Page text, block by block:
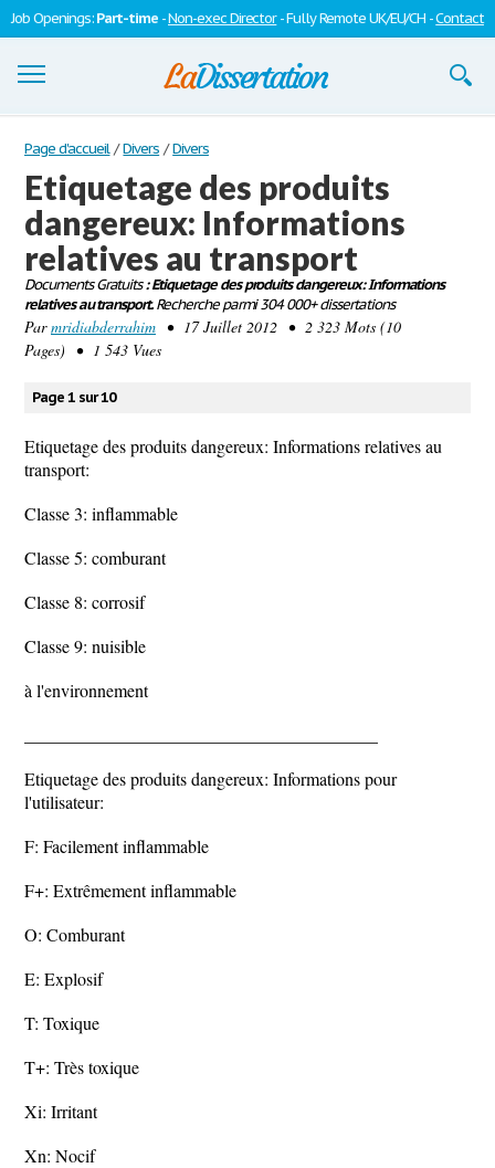
Job Openings:Part-time -Non-exec Director- Fully Remote UK/EU/CH -Contact
Dissertations
S'inscrire
Se connecter
Contactez-nous
Page d'accueil / Divers / Divers
Etiquetage des produits
dangereux: Informations
relatives au transport
Documents Gratuits: Etiquetage des produits dangereux: Informations
relatives au transport.Recherche parmi 304 000+ dissertations
Parmridiabderrahim • 17 Juillet 2012 • 2 323 Mots (10
Pages) • 1 543 Vues
Page 1 sur 10
Etiquetage des produits dangereux: Informations relatives au
transport:
Classe 3: inflammable
Classe 5: comburant
Classe 8: corrosif
Classe 9: nuisible
à l'environnement
Etiquetage des produits dangereux: Informations pour
l'utilisateur:
F: Facilement inflammable
F+: Extrêmement inflammable
O: Comburant
E: Explosif
T: Toxique
T+: Très toxique
Xi: Irritant
Xn: Nocif